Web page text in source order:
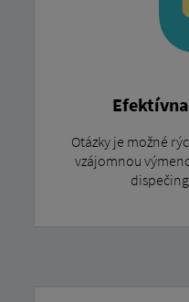
Otázky je možné
vzájomnou